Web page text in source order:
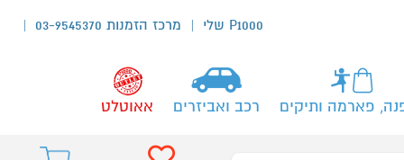
P1000 שלי מרכז הזמנות 03-9545370
פארמה ותיקים רכב ואביזרים אאוטלט